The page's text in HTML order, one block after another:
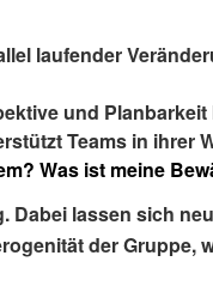
laufender
und Planbarkeit
Teams in ihrer
Was ist meine
Dabei lassen sich
der Gruppe,